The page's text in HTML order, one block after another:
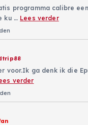
programma calibre
ku … Lees verder
voor.Ik ga denk ik die
verder